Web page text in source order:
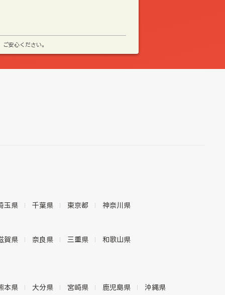
安心ください。
玉県 千葉県 東京都 神奈川県
賀県 奈良県 三重県 和歌山県
本県 大分県 宮崎県 鹿児島県 沖縄県